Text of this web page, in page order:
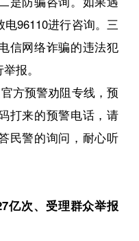
96110进行咨询。三
信网络诈骗的违法犯
报。
方预警劝阻专线，预
打来的预警电话，请
民警的询问，耐心听
次、受理群众举报